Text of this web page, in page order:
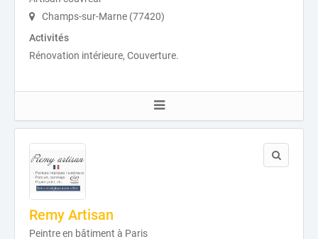
Champs-sur-Marne (77420)
Activités
Rénovation intérieure, Couverture.
Remy Artisan
Peintre en bâtiment à Paris